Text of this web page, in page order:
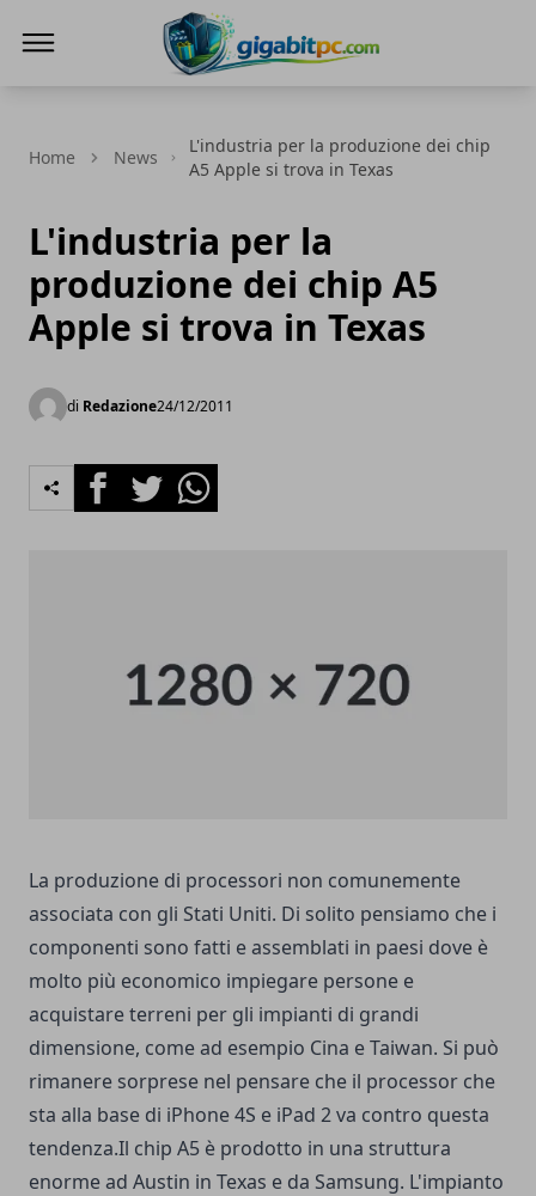
Home News
L'industria per la produzione dei chip
A5 Apple si trova in Texas
L'industria per la
produzione dei chip A5
Apple si trova in Texas
di Redazione24/12/2011
FacebookTwitterWhatsapp
La produzione di processori non comunemente
associata con gli Stati Uniti. Di solito pensiamo che i
componenti sono fatti e assemblati in paesi dove è
molto più economico impiegare persone e
acquistare terreni per gli impianti di grandi
dimensione, come ad esempio Cina e Taiwan. Si può
rimanere sorprese nel pensare che il processor che
sta alla base di iPhone 4S e iPad 2 va contro questa
tendenza.Il chip A5 è prodotto in una struttura
enorme ad Austin in Texas e da Samsung. L'impianto